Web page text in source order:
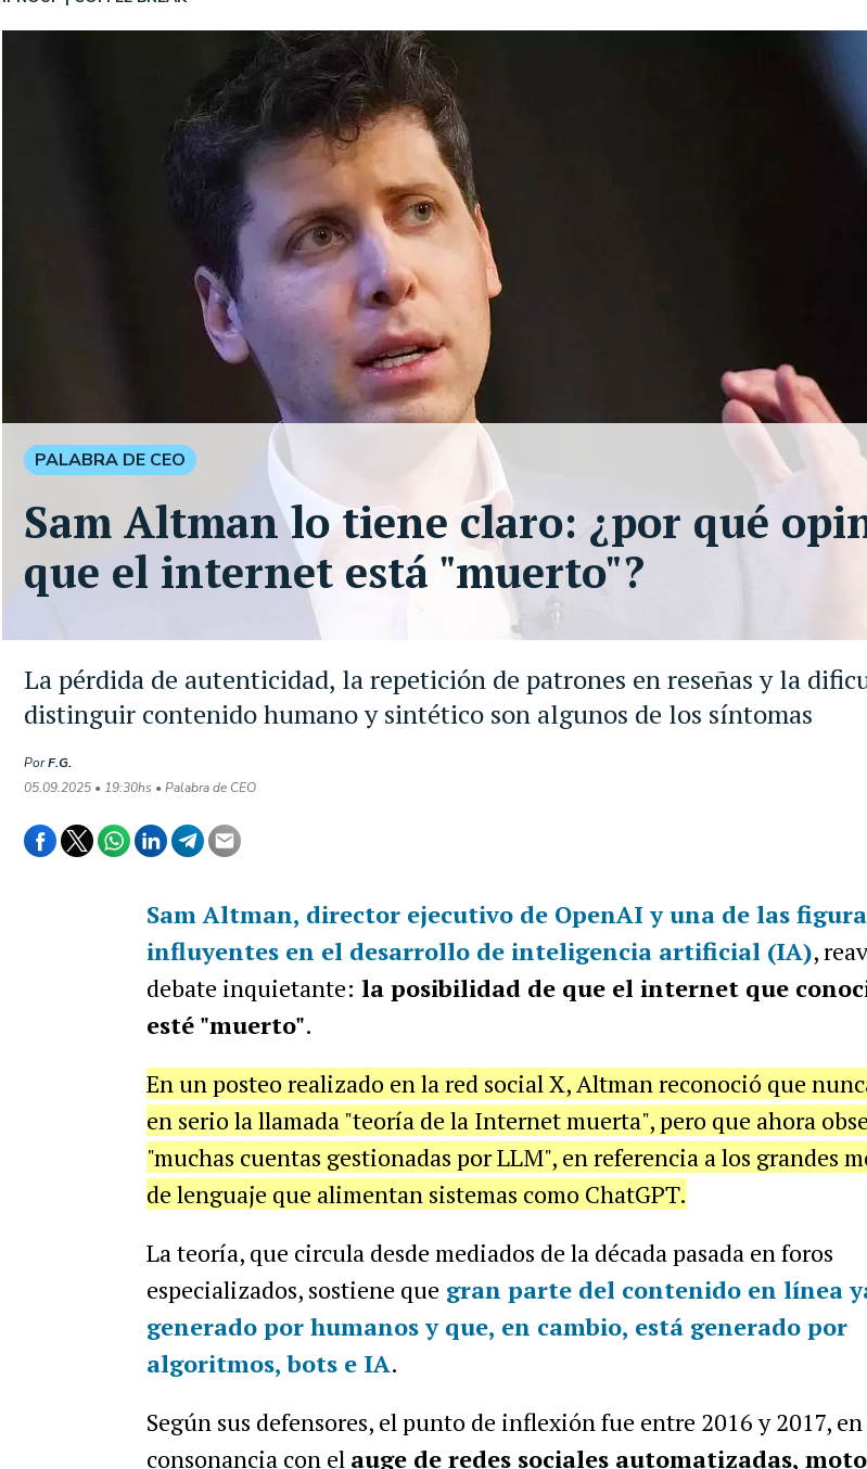
La pérdida de autenticidad, la repetición de patrones en reseñas y la
distinguir contenido humano y sintético son algunos de los síntomas
PorF.G.
05.09.2025 • 19:30hs • Palabra de CEO
PALABRA DE CEO
Sam Altman lo tiene claro: ¿por qué
que el internet está "muerto"?
Sam Altman, director ejecutivo de OpenAI y una de las
influyentes en el desarrollo de inteligencia artificial (IA),
debate inquietante: la posibilidad de que el internet que
esté "muerto".
En un posteo realizado en la red social X, Altman reconoció que
en serio la llamada "teoría de la Internet muerta", pero que ahora
"muchas cuentas gestionadas por LLM", en referencia a los grandes
de lenguaje que alimentan sistemas como ChatGPT.
La teoría, que circula desde mediados de la década pasada en foros
especializados, sostiene que gran parte del contenido en línea
generado por humanos y que, en cambio, está generado por
algoritmos,bots e IA.
Según sus defensores, el punto de inflexión fue entre 2016 y 2017, en
consonancia con el auge de redes sociales automatizadas,